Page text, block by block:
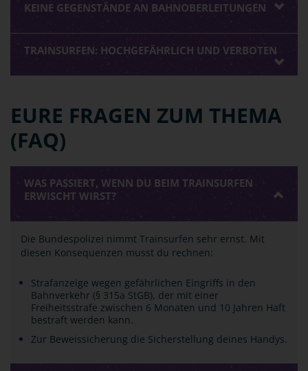
KEINE GEGENSTÄNDE AN BAHNOBERLEITUNGEN
TRAINSURFEN: HOCHGEFÄHRLICH UND VERBOTEN
EURE FRAGEN ZUM THEMA
(FAQ)
WAS PASSIERT, WENN DU BEIM TRAINSURFEN
ERWISCHT WIRST?
Die Bundespolizei nimmt Trainsurfen sehr ernst. Mit
diesen Konsequenzen musst du rechnen:
Strafanzeige wegen gefährlichen Eingriffs in den
Bahnverkehr (§ 315a StGB), der mit einer
Freiheitsstrafe zwischen 6 Monaten und 10 Jahren Haft
bestraft werden kann.
Zur Beweissicherung die Sicherstellung deines Handys.